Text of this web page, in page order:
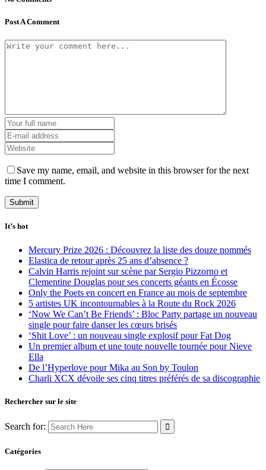
Post A Comment
Save my name, email, and website in this browser for the next
time I comment.
It’s hot
Mercury Prize 2026 : Découvrez la liste des douze nommés
Elastica de retour après 25 ans d’absence ?
Calvin Harris rejoint sur scène par Sergio Pizzorno et
Clementine Douglas pour ses concerts géants en Écosse
Only the Poets en concert en France au mois de septembre
5 artistes UK incontournables à la Route du Rock 2026
‘Now We Can’t Be Friends’ : Bloc Party partage un nouveau
single pour faire danser les cœurs brisés
‘Shit Love’ : un nouveau single explosif pour Fat Dog
Un premier album et une toute nouvelle tournée pour Nieve
Ella
De l’Hyperlove pour Mika au Son by Toulon
Charli XCX dévoile ses cinq titres préférés de sa discographie
Rechercher sur le site
Search for:
Catégories